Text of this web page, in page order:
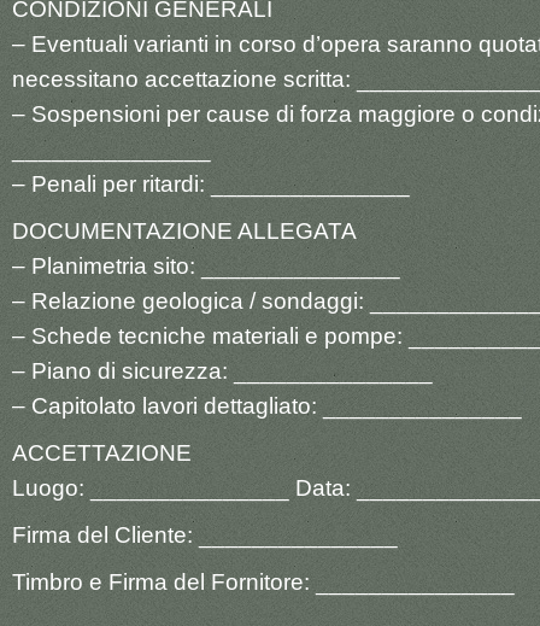
CONDIZIONI GENERALI
– Eventuali varianti in corso d’opera saranno
necessitano accettazione scritta:
– Sospensioni per cause di forza maggiore o
_______________
– Penali per ritardi: _______________
DOCUMENTAZIONE ALLEGATA
– Planimetria sito: _______________
– Relazione geologica / sondaggi:
– Schede tecniche materiali e pompe:
– Piano di sicurezza: _______________
– Capitolato lavori dettagliato: _______________
ACCETTAZIONE
Luogo: _______________ Data:
Firma del Cliente: _______________
Timbro e Firma del Fornitore: _______________